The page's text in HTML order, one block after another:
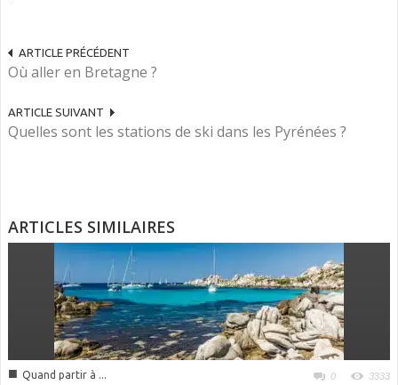
ARTICLE PRÉCÉDENT
Où aller en Bretagne ?
ARTICLE SUIVANT
Quelles sont les stations de ski dans les Pyrénées ?
ARTICLES SIMILAIRES
■ Quand partir à ... 0 3333